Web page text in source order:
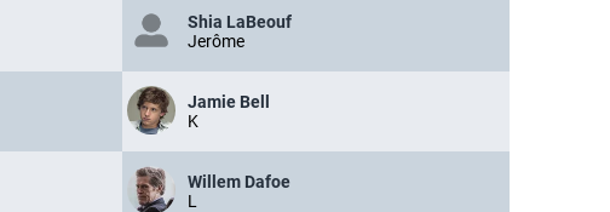
Shia LaBeouf
Jerôme
Jamie Bell
K
Willem Dafoe
L